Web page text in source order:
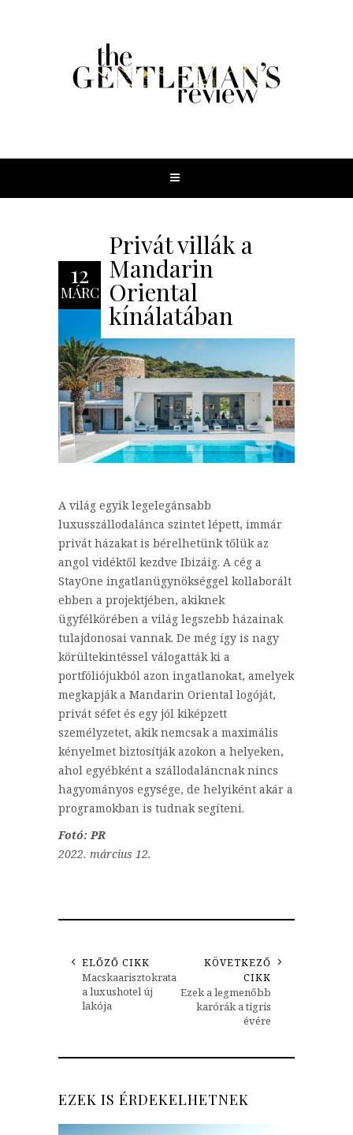
12
MÁRC
Privát villák a
Mandarin
Oriental
kínálatában
A világ egyik legelegánsabb
luxusszállodalánca szintet lépett, immár
privát házakat is bérelhetünk tőlük az
angol vidéktől kezdve Ibizáig. A cég a
StayOne ingatlanügynökséggel kollaborált
ebben a projektjében, akiknek
ügyfélkörében a világ legszebb házainak
tulajdonosai vannak. De még így is nagy
körültekintéssel válogatták ki a
portfóliójukból azon ingatlanokat, amelyek
megkapják a Mandarin Oriental logóját,
privát séfet és egy jól kiképzett
személyzetet, akik nemcsak a maximális
kényelmet biztosítják azokon a helyeken,
ahol egyébként a szállodaláncnak nincs
hagyományos egysége, de helyiként akár a
programokban is tudnak segíteni.
Fotó: PR
2022. március 12.
ELŐZŐ CIKK
Macskaarisztokrata
a luxushotel új
lakója
KÖVETKEZŐ
CIKK
Ezek a legmenőbb
karórák a tigris
évére
EZEK IS ÉRDEKELHETNEK